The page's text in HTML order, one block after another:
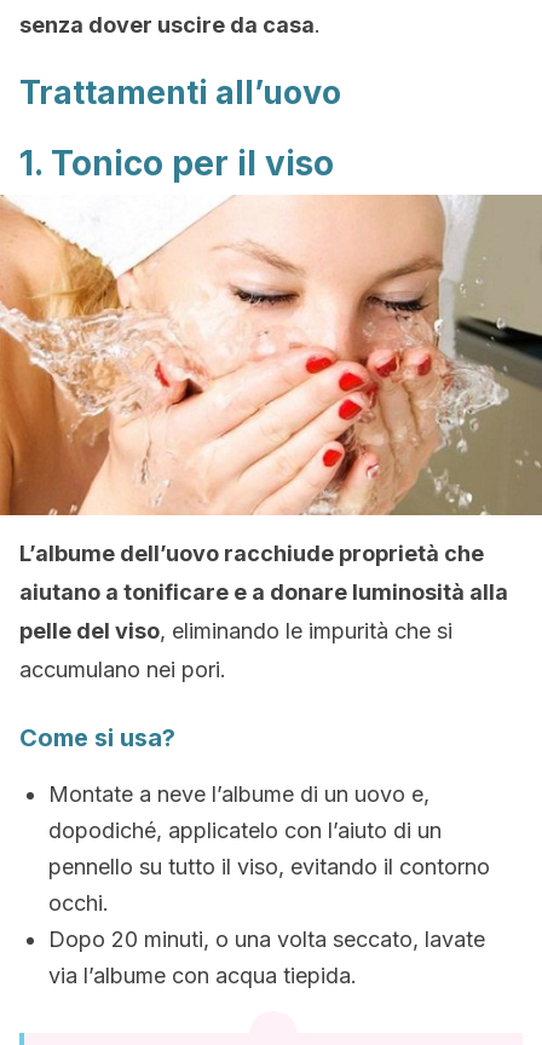
senza dover uscire da casa.
Trattamenti all’uovo
1. Tonico per il viso
L’albume dell’uovo racchiude proprietà che
aiutano a tonificare e a donare luminosità alla
pelle del viso, eliminando le impurità che si
accumulano nei pori.
Come si usa?
Montate a neve l’albume di un uovo e,
dopodiché, applicatelo con l’aiuto di un
pennello su tutto il viso, evitando il contorno
occhi.
Dopo 20 minuti, o una volta seccato, lavate
via l’albume con acqua tiepida.